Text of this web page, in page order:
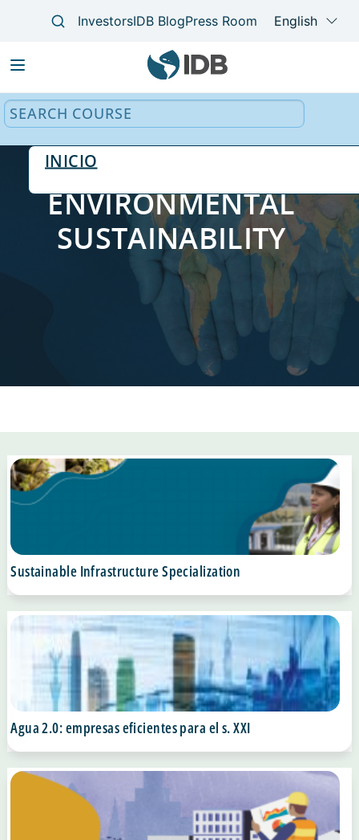
Main
navigation
ENVIRONMENTAL
SUSTAINABILITY
INICIO
Sustainable Infrastructure Specialization
Agua 2.0: empresas eficientes para el s. XXI